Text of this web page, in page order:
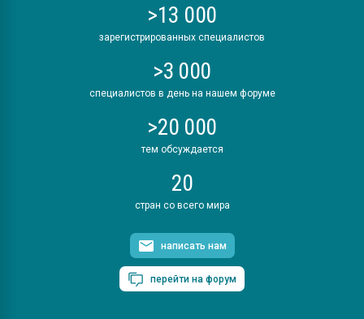
>13 000
зарегистрированных специалистов
>3 000
специалистов в день на нашем форуме
>20 000
тем обсуждается
20
стран со всего мира
написать нам
перейти на форум